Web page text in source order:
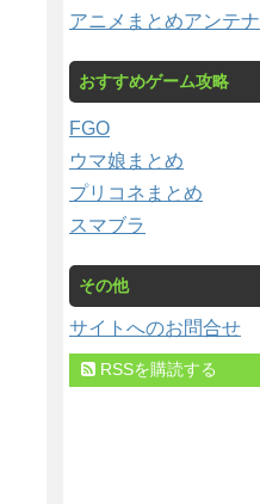
アニメまとめアンテナ
おすすめゲーム攻略
FGO
ウマ娘まとめ
プリコネまとめ
スマブラ
その他
サイトへのお問合せ
RSSを購読する